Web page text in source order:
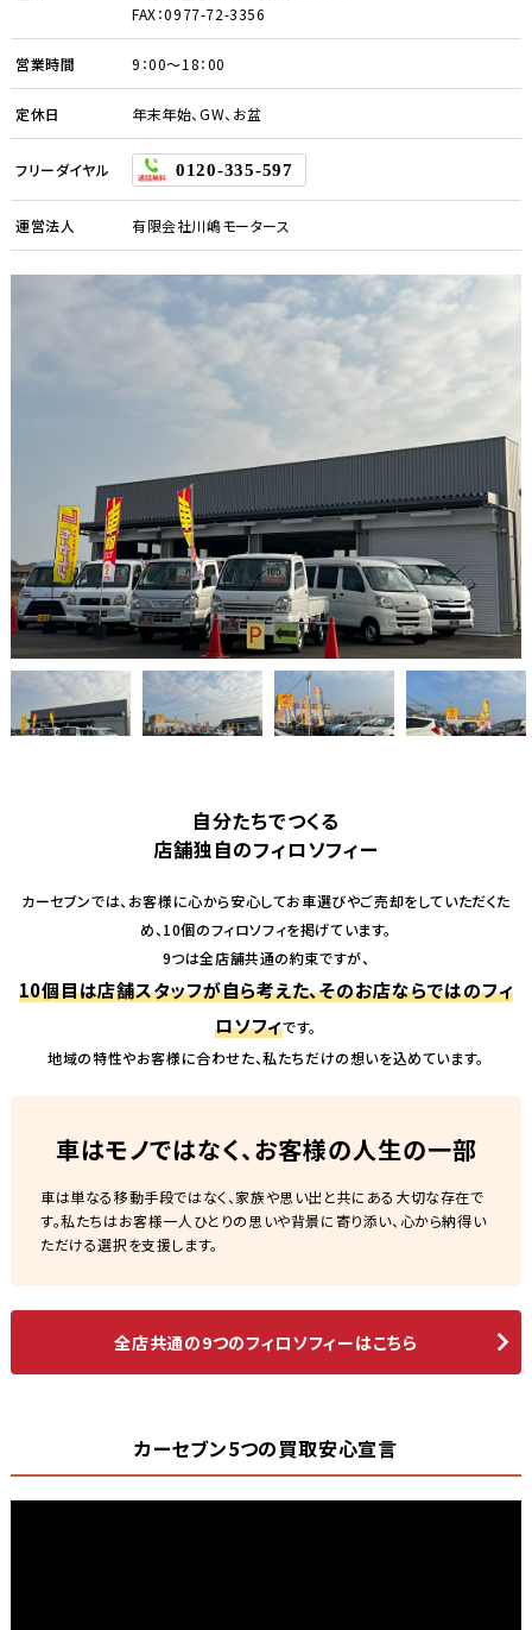
FAX：0977-72-3356
営業時間 9：00～18：00
定休日 年末年始、GW、お盆
フリーダイヤル 0120-335-597
運営法人 有限会社川嶋モータース
自分たちでつくる
店舗独自のフィロソフィー
カーセブンでは、お客様に心から安心してお車選びやご売却をしていただくた
め、10個のフィロソフィを掲げています。
9つは全店舗共通の約束ですが、
10個目は店舗スタッフが自ら考えた、そのお店ならではのフィ
ロソフィです。
地域の特性やお客様に合わせた、私たちだけの想いを込めています。
車はモノではなく、お客様の人生の一部
車は単なる移動手段ではなく、家族や思い出と共にある大切な存在で
す。私たちはお客様一人ひとりの思いや背景に寄り添い、心から納得い
ただける選択を支援します。
全店共通の9つのフィロソフィーはこちら
カーセブン5つの買取安心宣言